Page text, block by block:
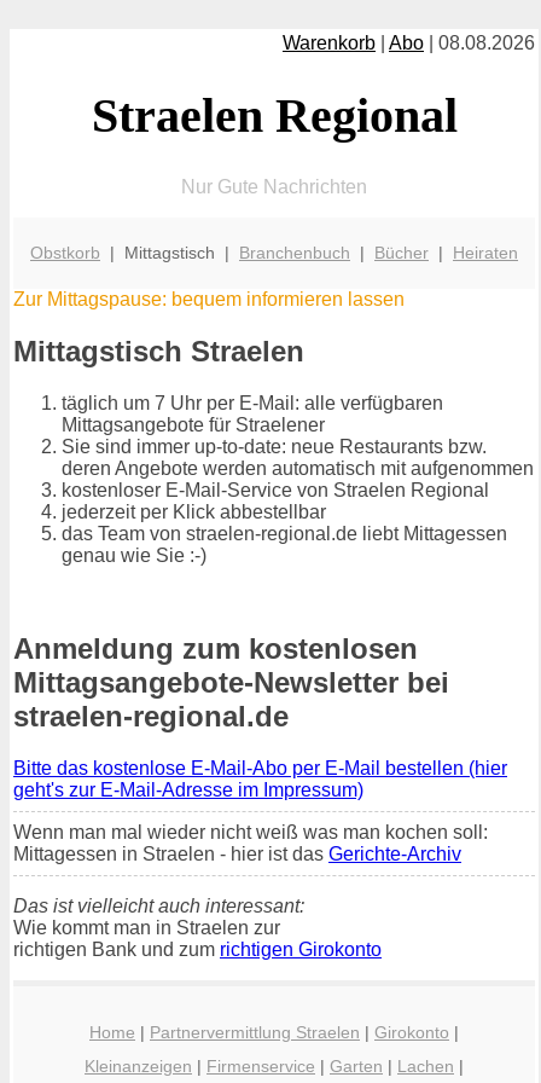
Warenkorb Abo | 08.08.2026
Straelen Regional
Nur Gute Nachrichten
Obstkorb | Mittagstisch | Branchenbuch | Bücher | Heiraten
Zur Mittagspause: bequem informieren lassen
Mittagstisch Straelen
täglich um 7 Uhr per E-Mail: alle verfügbaren
Mittagsangebote für Straelener
Sie sind immer up-to-date: neue Restaurants bzw.
deren Angebote werden automatisch mit aufgenommen
kostenloser E-Mail-Service von Straelen Regional
jederzeit per Klick abbestellbar
das Team von straelen-regional.de liebt Mittagessen
genau wie Sie :-)
Anmeldung zum kostenlosen
Mittagsangebote-Newsletter bei
straelen-regional.de
Bitte das kostenlose E-Mail-Abo per E-Mail bestellen (hier
geht's zur E-Mail-Adresse im Impressum)
Wenn man mal wieder nicht weiß was man kochen soll:
Mittagessen in Straelen - hier ist das Gerichte-Archiv
Das ist vielleicht auch interessant:
Wie kommt man in Straelen zur
richtigen Bank und zum richtigen Girokonto
Home | Partnervermittlung Straelen | Girokonto |
Kleinanzeigen | Firmenservice | Garten | Lachen |